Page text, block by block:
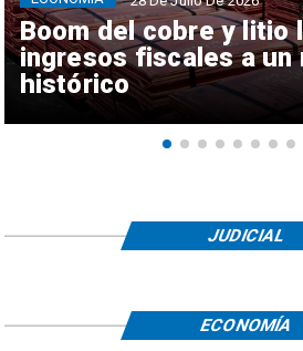
Boom del cobre y litio
ingresos fiscales a un
histórico
JUDICIAL
ECONOMÍA